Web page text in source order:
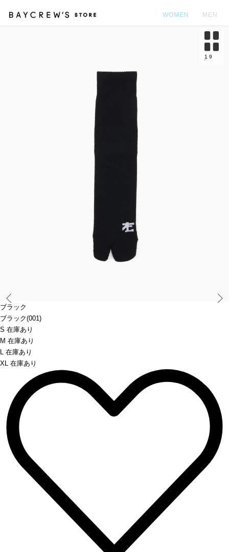
WOMEN MEN
ブラック
ブラック(001)
S 在庫あり
M 在庫あり
L 在庫あり
XL 在庫あり
1 9